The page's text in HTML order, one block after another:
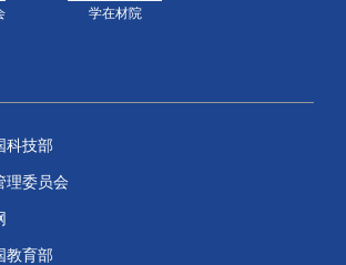
学在材院
科技部
理委员会
教育部